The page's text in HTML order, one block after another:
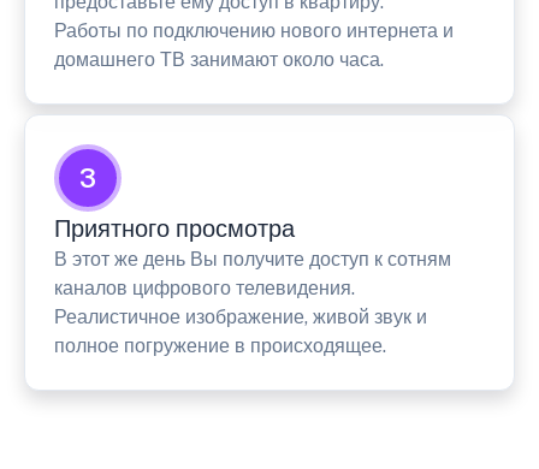
Работы по подключению нового интернета и
домашнего ТВ занимают около часа.
3
Приятного просмотра
В этот же день Вы получите доступ к сотням
каналов цифрового телевидения.
Реалистичное изображение, живой звук и
полное погружение в происходящее.